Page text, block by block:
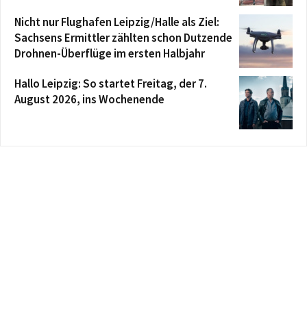
Nicht nur Flughafen Leipzig/Halle als Ziel:
Sachsens Ermittler zählten schon Dutzende
Drohnen-Überflüge im ersten Halbjahr
Hallo Leipzig: So startet Freitag, der 7.
August 2026, ins Wochenende